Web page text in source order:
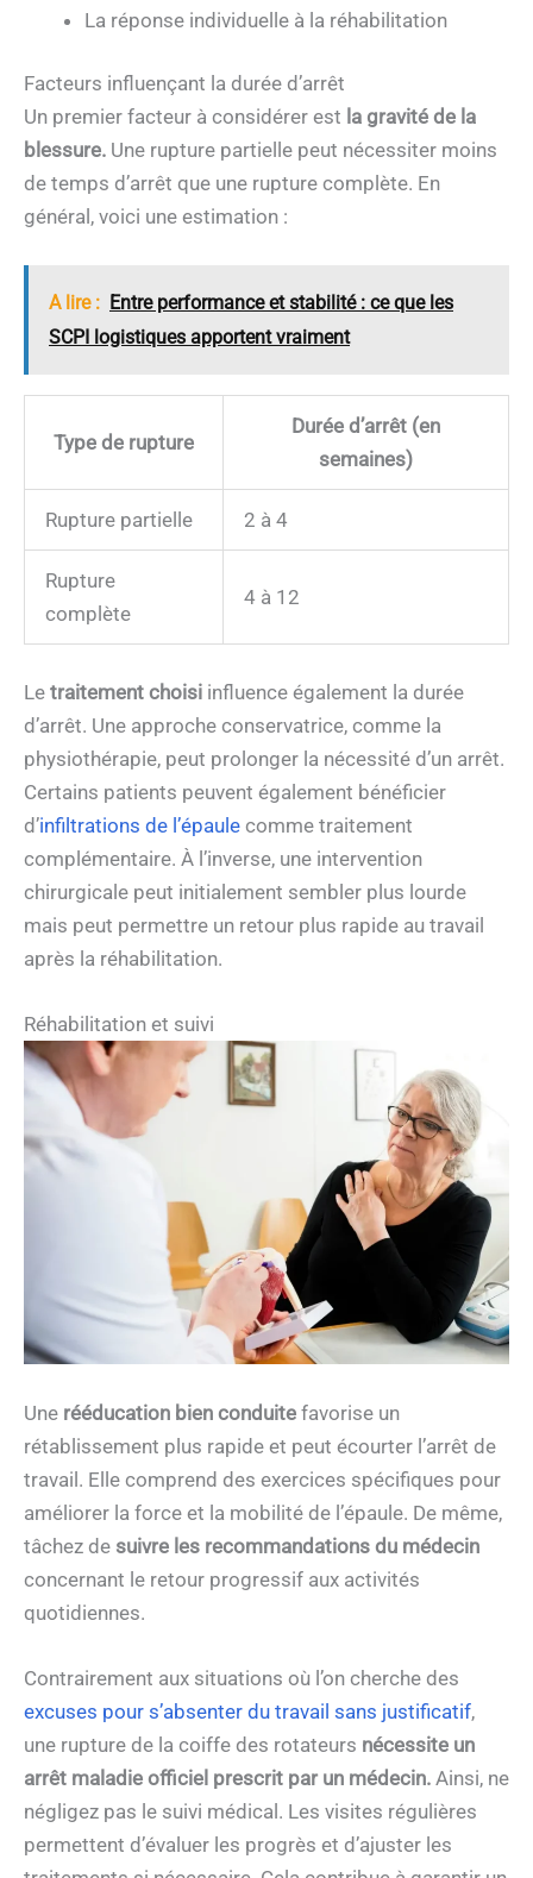
La réponse individuelle à la réhabilitation
Facteurs influençant la durée d’arrêt
Un premier facteur à considérer est la gravité de la
blessure. Une rupture partielle peut nécessiter moins
de temps d’arrêt que une rupture complète. En
général, voici une estimation :
A lire : Entre performance et stabilité : ce que les
SCPI logistiques apportent vraiment
Type de rupture
Durée d’arrêt (en
semaines)
Rupture partielle 2 à 4
Rupture
complète
4 à 12
Le traitement choisi influence également la durée
d’arrêt. Une approche conservatrice, comme la
physiothérapie, peut prolonger la nécessité d’un arrêt.
Certains patients peuvent également bénéficier
d’infiltrations de l’épaule comme traitement
complémentaire. À l’inverse, une intervention
chirurgicale peut initialement sembler plus lourde
mais peut permettre un retour plus rapide au travail
après la réhabilitation.
Réhabilitation et suivi
Une rééducation bien conduite favorise un
rétablissement plus rapide et peut écourter l’arrêt de
travail. Elle comprend des exercices spécifiques pour
améliorer la force et la mobilité de l’épaule. De même,
tâchez de suivre les recommandations du médecin
concernant le retour progressif aux activités
quotidiennes.
Contrairement aux situations où l’on cherche des
excuses pour s’absenter du travail sans justificatif,
une rupture de la coiffe des rotateurs nécessite un
arrêt maladie officiel prescrit par un médecin. Ainsi, ne
négligez pas le suivi médical. Les visites régulières
permettent d’évaluer les progrès et d’ajuster les